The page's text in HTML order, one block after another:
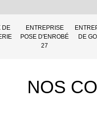
DE
ENTREPRISE
POSE D'ENROBÉ
27
DE
NOS